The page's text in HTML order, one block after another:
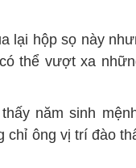
lại hộp sọ này
thể vượt xa
năm sinh
ông vị trí đào